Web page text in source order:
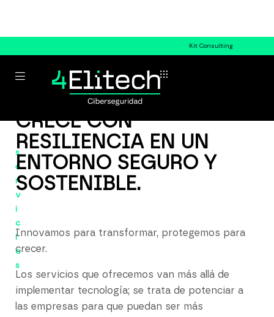
Kit Consulting
s
e
r
v
i
c
i
o
s
CRECE CON
RESILIENCIA EN UN
ENTORNO SEGURO Y
SOSTENIBLE.
Innovamos para transformar, protegemos para
crecer.
Los servicios que ofrecemos van más allá de
implementar tecnología; se trata de potenciar a
las empresas para que puedan ser más